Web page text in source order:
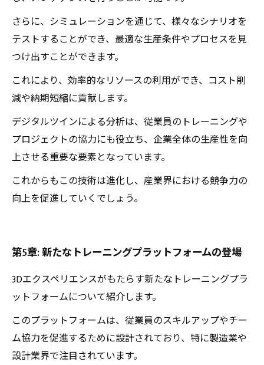
さらに、シミュレーションを通じて、様々なシナリオを
テストすることができ、最適な生産条件やプロセスを見
つけ出すことができます。
これにより、効率的なリソースの利用ができ、コスト削
減や納期短縮に貢献します。
デジタルツインによる分析は、従業員のトレーニングや
プロジェクトの協力にも役立ち、企業全体の生産性を向
上させる重要な要素となっています。
これからもこの技術は進化し、産業界における競争力の
向上を促進していくでしょう。
第5章: 新たなトレーニングプラットフォームの登場
3Dエクスペリエンスがもたらす新たなトレーニングプラ
ットフォームについて紹介します。
このプラットフォームは、従業員のスキルアップやチー
ム協力を促進するために設計されており、特に製造業や
設計業界で注目されています。